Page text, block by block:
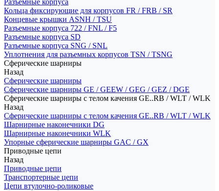
Разъемные корпуса
Кольца фиксирующие для корпусов FR / FRB / SR
Концевые крышки ASNH / TSU
Разъемные корпуса 722 / FNL / F5
Разъемные корпуса SD
Разъемные корпуса SNG / SNL
Уплотнения для разъемных корпусов TSN / TSNG
Сферические шарниры
Назад
Сферические шарниры
Сферические шарниры GE / GEEW / GEG / GEZ / DGE
Сферические шарниры с телом качения GE..RB / WLT / WLK
Назад
Сферические шарниры с телом качения GE..RB / WLT / WLK
Шарнирные наконечники DG
Шарнирные наконечники WLK
Упорные сферические шарниры GAC / GX
Приводные цепи
Назад
Приводные цепи
Транспортерные цепи
Цепи втулочно-роликовые